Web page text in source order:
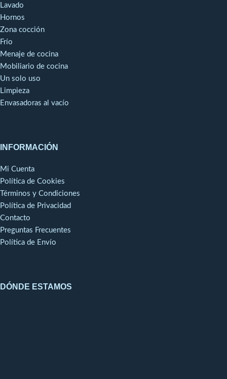
Lavado
Hornos
Zona cocción
Frío
Menaje de cocina
Mobiliario de cocina
Un solo uso
Limpieza
Envasadoras al vacío
INFORMACIÓN
Mi Cuenta
Política de Cookies
Términos y Condiciones
Política de Privacidad
Contacto
Preguntas Frecuentes
Política de Envío
DÓNDE ESTAMOS